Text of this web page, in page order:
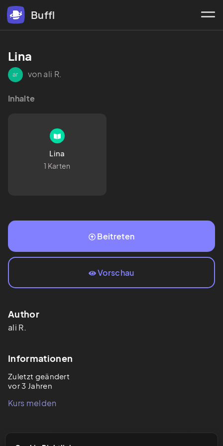
Buffl
Lina
ar von ali R.
Inhalte
Lina
1 Karten
Beitreten
Vorschau
Author
ali R.
Informationen
Zuletzt geändert
vor 3 Jahren
Kurs melden